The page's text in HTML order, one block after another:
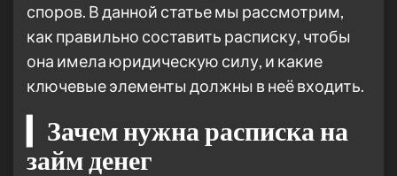
споров. В данной статье мы рассмотрим,
как правильно составить расписку, чтобы
она имела юридическую силу, и какие
ключевые элементы должны в неё входить.
▎Зачем нужна расписка на
займ денег